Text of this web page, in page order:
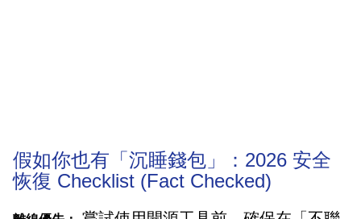
假如你也有「沉睡錢包」：2026 安全
恢復 Checklist (Fact Checked)